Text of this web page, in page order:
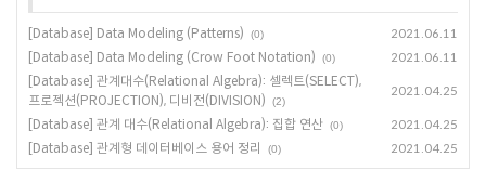
[Database] Data Modeling (Patterns) (0) 2021.06.11
[Database] Data Modeling (Crow Foot Notation) (0) 2021.06.11
[Database] 관계대수(Relational Algebra): 셀렉트(SELECT),
프로젝션(PROJECTION), 디비전(DIVISION)
(2)
2021.04.25
[Database] 관계 대수(Relational Algebra): 집합 연산 (0) 2021.04.25
[Database] 관계형 데이터베이스 용어 정리 (0) 2021.04.25